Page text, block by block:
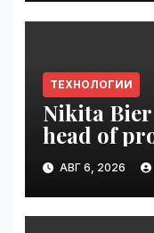
ТЕХНОЛОГИИ
Nikita Bier
head of
АВГ 6, 2026